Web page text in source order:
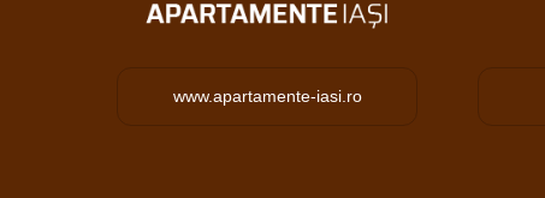
www.apartamente-iasi.ro